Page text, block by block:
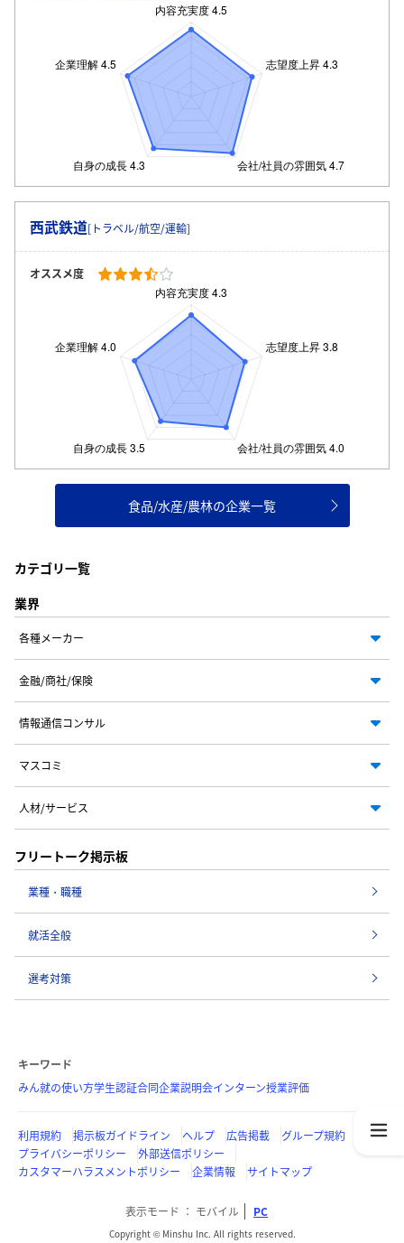
西武鉄道[トラベル/航空/運輸]
オススメ度
食品/水産/農林の企業一覧
カテゴリ一覧
業界
各種メーカー
金融/商社/保険
情報通信コンサル
マスコミ
人材/サービス
フリートーク掲示板
業種・職種
就活全般
選考対策
キーワード
みん就の使い方学生認証合同企業説明会インターン授業評価
利用規約 掲示板ガイドライン ヘルプ 広告掲載
グループ規約
プライバシーポリシー
外部送信ポリシー
カスタマーハラスメントポリシー
企業情報 サイトマップ
表示モード モバイル PC
Copyright © Minshu Inc. All rights reserved.